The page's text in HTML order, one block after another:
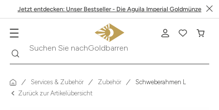
Jetzt entdecken: Unser Bestseller - Die Aguila Imperial Goldmünze
Suchen Sie nach
Services & Zubehör Zubehör
Schweberahmen L
Zurück zur Artikelübersicht